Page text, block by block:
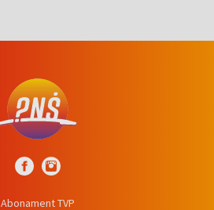
Abonament TVP